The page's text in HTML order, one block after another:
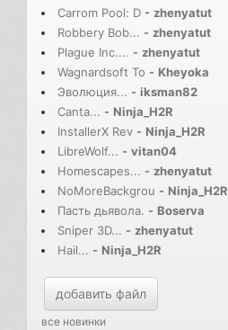
Carrom Pool: D - zhenyatut
Robbery Bob... - zhenyatut
Plague Inc.... - zhenyatut
Wagnardsoft To - Kheyoka
Эволюция... - iksman82
Canta... - Ninja_H2R
InstallerX Rev - Ninja_H2R
LibreWolf... - vitan04
Homescapes... - zhenyatut
NoMoreBackgrou - Ninja_H2R
Пасть дьявола. - Boserva
Sniper 3D... - zhenyatut
Hail... - Ninja_H2R
добавить файл
все новинки